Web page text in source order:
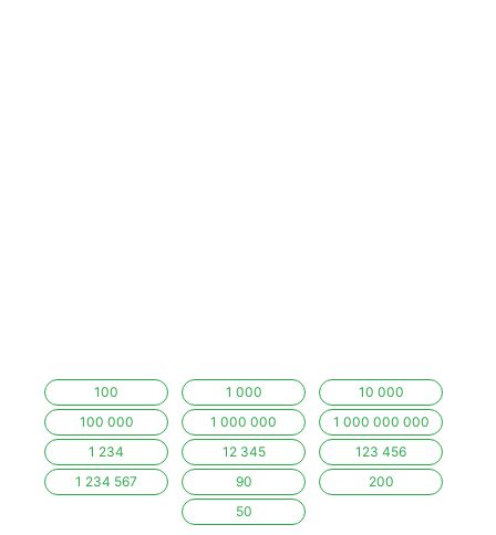
100 1 000
10 000
100 000
1 000 000
1 000 000 000
1 234
12 345
123 456
1 234 567
90
200
50